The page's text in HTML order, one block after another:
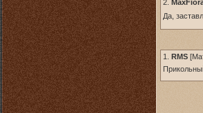
2.
Да,
1. RMS [